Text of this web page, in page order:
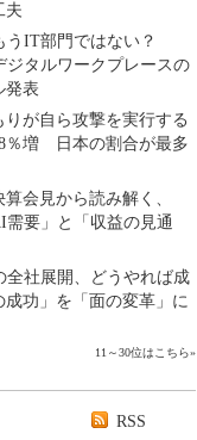
夫
うIT部門ではない？
ジタルワークプレースの
発表
が自ら攻撃を実行する
％増 日本の割合が最多
会見から読み解く、
需要」と「収益の見通
全社展開、どうやれば成
功」を「面の変革」に
11～30位はこちら»
RSS